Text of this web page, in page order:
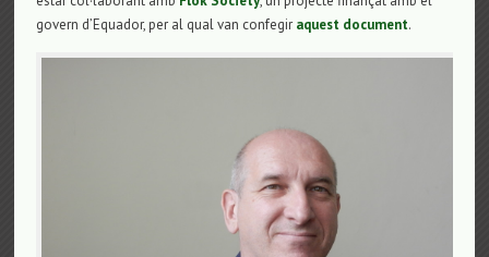
govern d’Equador, per al qual van confegir aquest document.